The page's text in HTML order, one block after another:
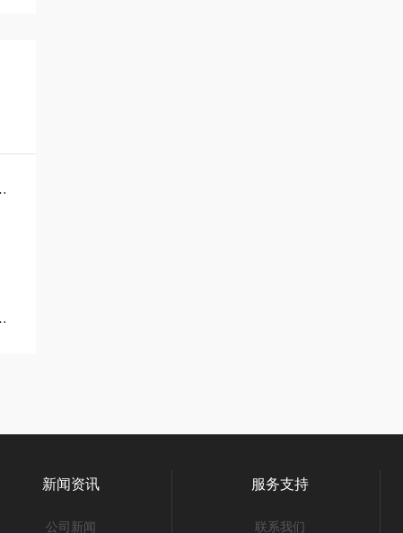
新闻资讯
公司新闻
服务支持
联系我们